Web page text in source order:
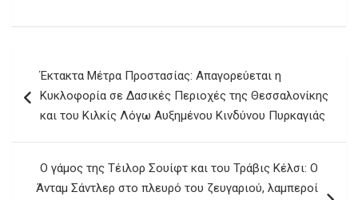
άρθρων
Έκτακτα Μέτρα Προστασίας: Απαγορεύεται η
Κυκλοφορία σε Δασικές Περιοχές της Θεσσαλονίκης
και του Κιλκίς Λόγω Αυξημένου Κινδύνου Πυρκαγιάς
Ο γάμος της Τέιλορ Σουίφτ και του Τράβις Κέλσι: Ο
Άνταμ Σάντλερ στο πλευρό του ζευγαριού, λαμπεροί